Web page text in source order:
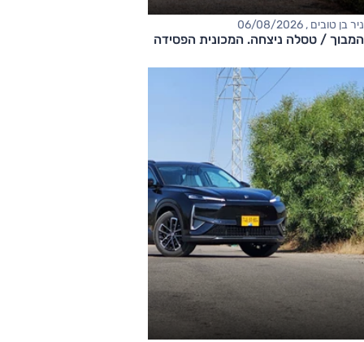
ניר בן טובים , 06/08/2026
המבוך / טסלה ניצחה. המכונית הפסידה